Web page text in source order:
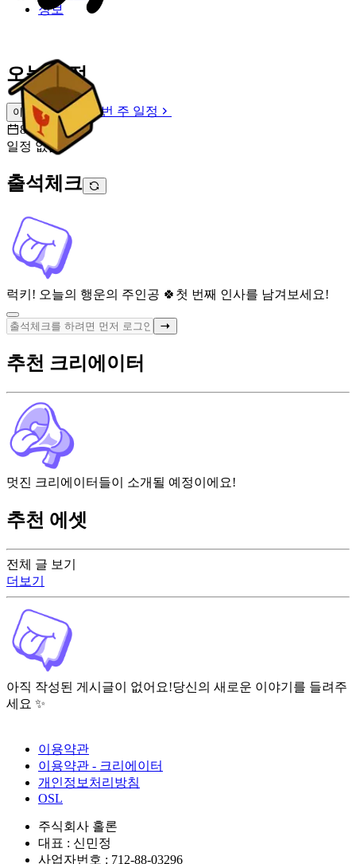
정보
오늘 일정
이번 주 일정
이번 주 일정
8월 8일 [토]
일정 없음
출석체크
럭키! 오늘의 행운의 주인공 🍀 첫 번째 인사를 남겨보세요!
전체 글 보기
더보기
아직 작성된 게시글이 없어요!당신의 새로운 이야기를 들려주
세요 ✨
추천 크리에이터
멋진 크리에이터들이 소개될 예정이에요!
추천 에셋
이용약관
이용약관 - 크리에이터
개인정보처리방침
OSL
주식회사 홀론
대표 : 신민정
사업자번호 : 712-88-03296